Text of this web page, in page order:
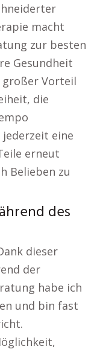
macht
zur besten
Gesundheit
Vorteil
die
eine
erneut
Belieben zu
des
dieser
der
habe ich
und bin fast